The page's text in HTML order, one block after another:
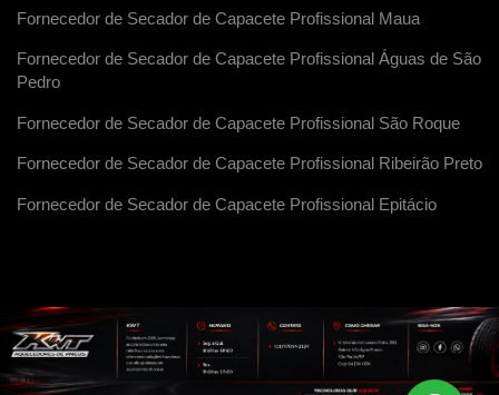
Fornecedor de Secador de Capacete Profissional Maua
Fornecedor de Secador de Capacete Profissional Águas de São
Pedro
Fornecedor de Secador de Capacete Profissional São Roque
Fornecedor de Secador de Capacete Profissional Ribeirão Preto
Fornecedor de Secador de Capacete Profissional Epitácio